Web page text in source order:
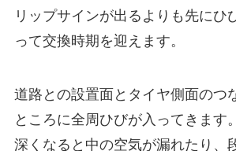
リップサインが出るよりも先にひ
って交換時期 を迎えます。
道路との設置面とタイヤ側面のつ
ところに全周ひびが入ってきます
深くなると中の空気が漏れたり、